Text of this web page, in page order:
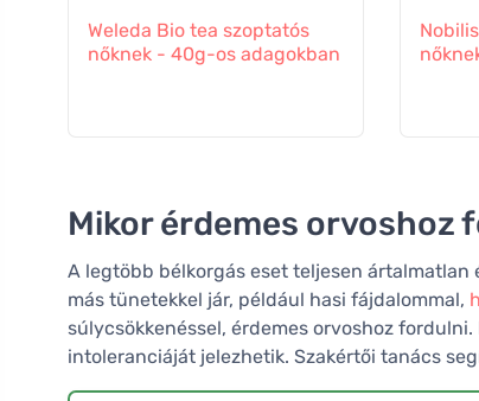
Weleda Bio tea szoptatós
nőknek - 40g-os adagokban
Mikor érdemes orvoshoz
A legtöbb bélkorgás eset teljesen ártalmatlan
más tünetekkel jár, például hasi fájdalommal,
súlycsökkenéssel, érdemes orvoshoz
intoleranciáját jelezhetik. Szakértői tanács